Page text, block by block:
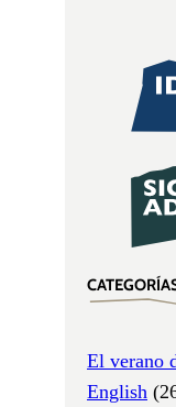
El verano
English